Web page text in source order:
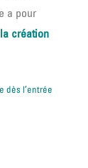
a pour
création
dès l’entrée